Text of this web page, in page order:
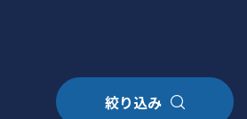
絞り込み